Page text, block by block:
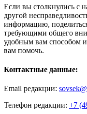
Если вы столкнулись с
другой
информацию,
требующими общего
удобным вам способом
вам помочь.
Контактные данные:
Email редакции:
Телефон редакции: +7